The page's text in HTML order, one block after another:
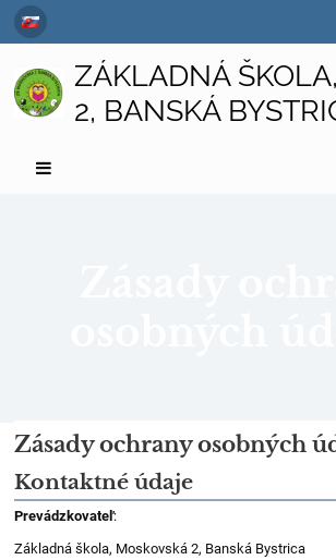
ZÁKLADNÁ
2, BANSKÁ
Zásady
ochrany
osobných
údajov
Zásady ochrany osobných
Kontaktné údaje
Prevádzkovateľ:
Základná škola, Moskovská 2, Banská Bystrica